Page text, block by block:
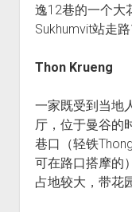
逸12巷的一个大
Sukhumvit站走路
Thon Krueng
一家既受到当地
厅，位于曼谷的
巷口（轻铁
可在路口搭摩的
占地较大，带花